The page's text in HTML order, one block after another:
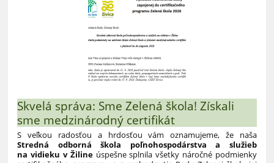
Skvelá správa: Sme Zelená škola! Získali
sme medzinárodný certifikát
S veľkou radosťou a hrdosťou vám oznamujeme, že naša
Stredná odborná škola poľnohospodárstva a služieb
na vidieku v Žilineúspešne splnila všetky náročné podmienky